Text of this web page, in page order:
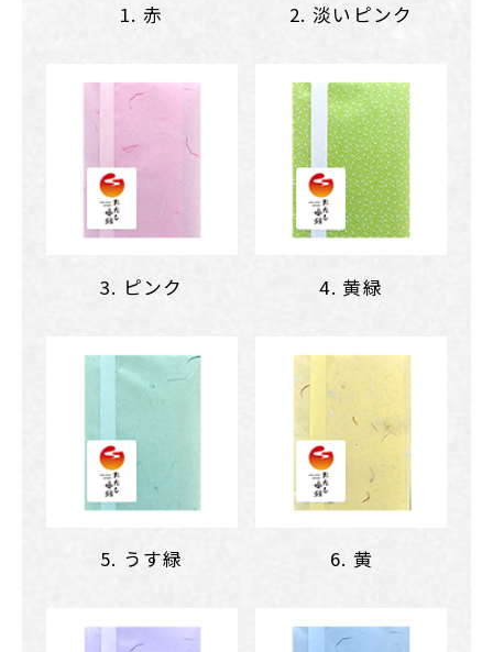
1. 赤 2. 淡いピンク
3. ピンク 4. 黄緑
5. うす緑 6. 黄